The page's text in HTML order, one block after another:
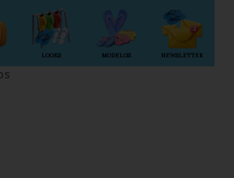
LOOKS MODELOS NEWSLETTER